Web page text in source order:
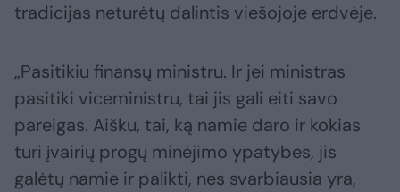
tradicijas neturėtų dalintis viešojoje erdvėje.
„Pasitikiu finansų ministru. Ir jei ministras
pasitiki viceministru, tai jis gali eiti savo
pareigas. Aišku, tai, ką namie daro ir kokias
turi įvairių progų minėjimo ypatybes, jis
galėtų namie ir palikti, nes svarbiausia yra,